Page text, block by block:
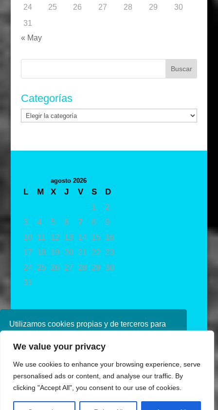
Utilizamos cookies propias y de terceros para
navegando, consideramos que acepta su uso.
política de cookies consulte nuestra
Política de
privacidad
We value your privacy
We use cookies to enhance your browsing experience, serve
personalised ads or content, and analyse our traffic. By
clicking "Accept All", you consent to our use of cookies.
24
25 26 27 28 29
30
31
« May
Buscar:
Categorías
Categorías
agosto 2026
L M X J V S
D
1
2
3
4 5 6 7 8
9
10
11 12 13 14 15
16
17
18 19 20 21 22
23
24
25 26 27 28 29 30
31